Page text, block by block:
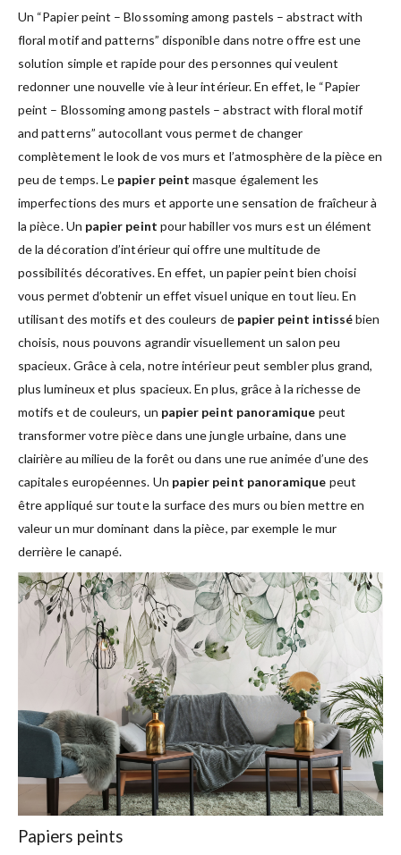
Un “Papier peint – Blossoming among pastels – abstract with
floral motif and patterns” disponible dans notre offre est une
solution simple et rapide pour des personnes qui veulent
redonner une nouvelle vie à leur intérieur. En effet, le “Papier
peint – Blossoming among pastels – abstract with floral motif
and patterns” autocollant vous permet de changer
complètement le look de vos murs et l’atmosphère de la pièce en
peu de temps. Le papier peint masque également les
imperfections des murs et apporte une sensation de fraîcheur à
la pièce. Un papier peint pour habiller vos murs est un élément
de la décoration d’intérieur qui offre une multitude de
possibilités décoratives. En effet, un papier peint bien choisi
vous permet d’obtenir un effet visuel unique en tout lieu. En
utilisant des motifs et des couleurs de papier peint intissébien
choisis, nous pouvons agrandir visuellement un salon peu
spacieux. Grâce à cela, notre intérieur peut sembler plus grand,
plus lumineux et plus spacieux. En plus, grâce à la richesse de
motifs et de couleurs, un papier peint panoramique peut
transformer votre pièce dans une jungle urbaine, dans une
clairière au milieu de la forêt ou dans une rue animée d’une des
capitales européennes. Un papier peint panoramique peut
être appliqué sur toute la surface des murs ou bien mettre en
valeur un mur dominant dans la pièce, par exemple le mur
derrière le canapé.
Papiers peints